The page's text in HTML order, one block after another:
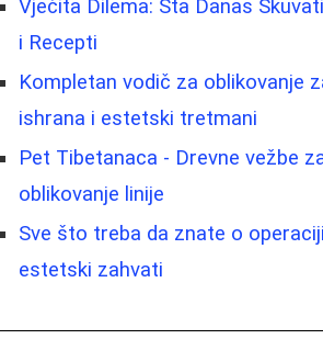
Vječita Dilema: Šta Danas
i Recepti
Kompletan vodič za oblikovanje
ishrana i estetski tretmani
Pet Tibetanaca - Drevne vežbe
oblikovanje linije
Sve što treba da znate o
estetski zahvati